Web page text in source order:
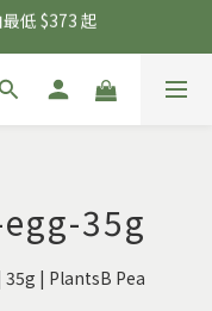
低 $373 起
$688 免運
肌酸 1 包
35g
| PlantsB Pea